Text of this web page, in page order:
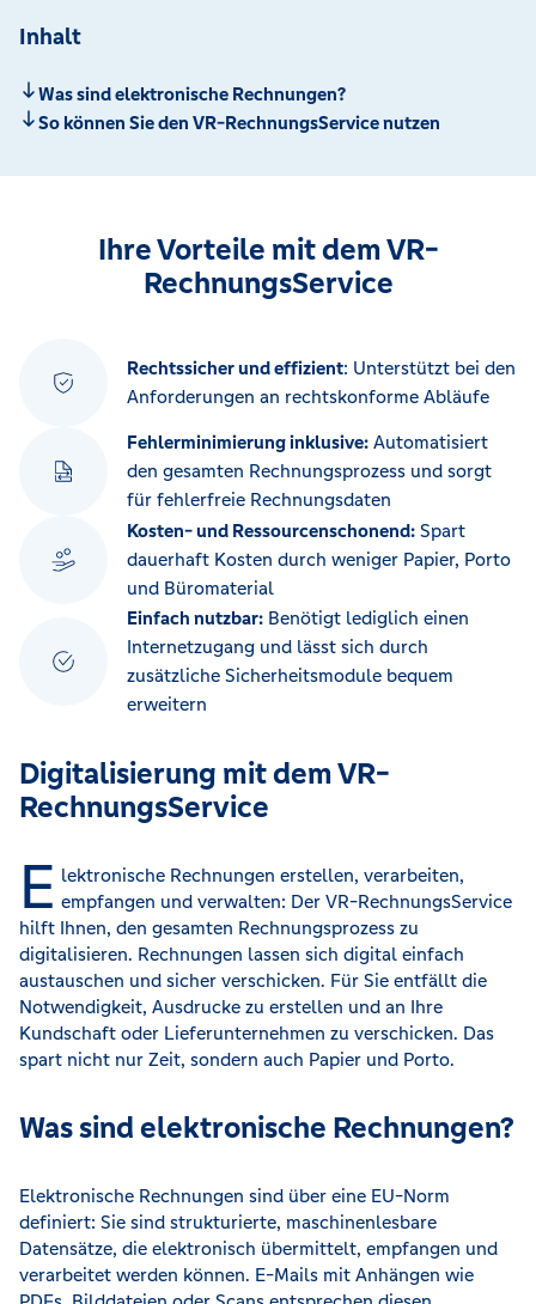
Inhalt
Was sind elektronische Rechnungen?
So können Sie den VR-RechnungsService nutzen
Ihre Vorteile mit dem VR-
RechnungsService
Rechtssicher und effizient: Unterstützt bei den
Anforderungen an rechtskonforme Abläufe
Fehlerminimierung inklusive: Automatisiert
den gesamten Rechnungsprozess und sorgt
für fehlerfreie Rechnungsdaten
Kosten- und Ressourcenschonend: Spart
dauerhaft Kosten durch weniger Papier, Porto
und Büromaterial
Einfach nutzbar: Benötigt lediglich einen
Internetzugang und lässt sich durch
zusätzliche Sicherheitsmodule bequem
erweitern
Digitalisierung mit dem VR-
RechnungsService
E lektronische Rechnungen erstellen, verarbeiten,
empfangen und verwalten: Der VR-RechnungsService
hilft Ihnen, den gesamten Rechnungsprozess zu
digitalisieren. Rechnungen lassen sich digital einfach
austauschen und sicher verschicken. Für Sie entfällt die
Notwendigkeit, Ausdrucke zu erstellen und an Ihre
Kundschaft oder Lieferunternehmen zu verschicken. Das
spart nicht nur Zeit, sondern auch Papier und Porto.
Was sind elektronische Rechnungen?
Elektronische Rechnungen sind über eine EU-Norm
definiert: Sie sind strukturierte, maschinenlesbare
Datensätze, die elektronisch übermittelt, empfangen und
verarbeitet werden können. E-Mails mit Anhängen wie